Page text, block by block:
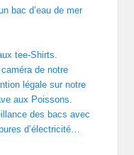
bac d’eau de mer
tee-Shirts.
de notre
légale sur notre
aux Poissons.
des bacs avec
d’électricité…